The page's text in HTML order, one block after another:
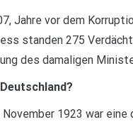
Jahre vor dem
standen 275
des damaligen
1923 war